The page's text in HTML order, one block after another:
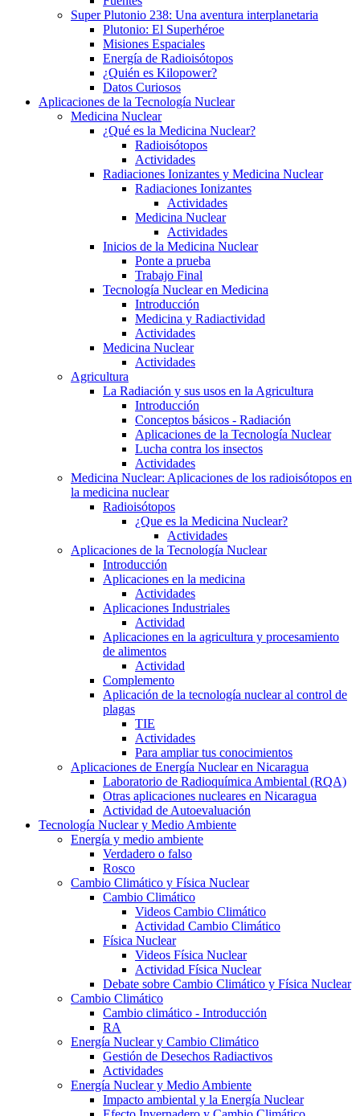
Super Plutonio 238: Una aventura interplanetaria
Plutonio: El Superhéroe
Misiones Espaciales
Energía de Radioisótopos
¿Quién es Kilopower?
Datos Curiosos
Aplicaciones de la Tecnología Nuclear
Medicina Nuclear
¿Qué es la Medicina Nuclear?
Radioisótopos
Actividades
Radiaciones Ionizantes y Medicina Nuclear
Radiaciones Ionizantes
Actividades
Medicina Nuclear
Actividades
Inicios de la Medicina Nuclear
Ponte a prueba
Trabajo Final
Tecnología Nuclear en Medicina
Introducción
Medicina y Radiactividad
Actividades
Medicina Nuclear
Actividades
Agricultura
La Radiación y sus usos en la Agricultura
Introducción
Conceptos básicos - Radiación
Aplicaciones de la Tecnología Nuclear
Lucha contra los insectos
Actividades
Medicina Nuclear: Aplicaciones de los radioisótopos en
la medicina nuclear
Radioisótopos
¿Que es la Medicina Nuclear?
Actividades
Aplicaciones de la Tecnología Nuclear
Introducción
Aplicaciones en la medicina
Actividades
Aplicaciones Industriales
Actividad
Aplicaciones en la agricultura y procesamiento
de alimentos
Actividad
Complemento
Aplicación de la tecnología nuclear al control de
plagas
TIE
Actividades
Para ampliar tus conocimientos
Aplicaciones de Energía Nuclear en Nicaragua
Laboratorio de Radioquímica Ambiental (RQA)
Otras aplicaciones nucleares en Nicaragua
Actividad de Autoevaluación
Tecnología Nuclear y Medio Ambiente
Energía y medio ambiente
Verdadero o falso
Rosco
Cambio Climático y Física Nuclear
Cambio Climático
Videos Cambio Climático
Actividad Cambio Climático
Física Nuclear
Videos Física Nuclear
Actividad Física Nuclear
Debate sobre Cambio Climático y Física Nuclear
Cambio Climático
Cambio climático - Introducción
RA
Energía Nuclear y Cambio Climático
Gestión de Desechos Radiactivos
Actividades
Energía Nuclear y Medio Ambiente
Impacto ambiental y la Energía Nuclear